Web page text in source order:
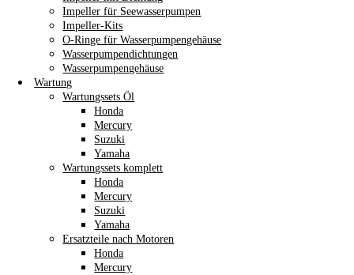
Impeller für Seewasserpumpen
Impeller-Kits
O-Ringe für Wasserpumpengehäuse
Wasserpumpendichtungen
Wasserpumpengehäuse
Wartung
Wartungssets Öl
Honda
Mercury
Suzuki
Yamaha
Wartungssets komplett
Honda
Mercury
Suzuki
Yamaha
Ersatzteile nach Motoren
Honda
Mercury